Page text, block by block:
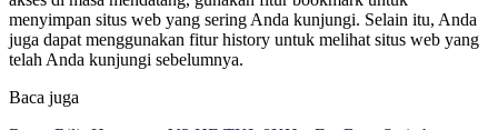
menyimpan situs web yang sering Anda kunjungi. Selain itu, Anda
juga dapat menggunakan fitur history untuk melihat situs web yang
telah Anda kunjungi sebelumnya.
Baca juga